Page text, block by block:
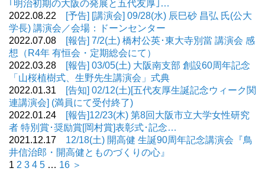
｢明治初期の大阪の発展と五代友厚｣…
2022.08.22
[予告] [講演会] 09/28(水) 辰巳砂 昌弘 氏(公大
学長) 講演会／会場：ドーンセンター
2022.07.08
[報告] 7/2(土) 橋村公英･東大寺別當 講演会 感
想（R4年 有恒会・定期総会にて）
2022.03.28
[報告] 03/05(土) 大阪南支部 創設60周年記念
「山桜植樹式、生野先生講演会」式典
2022.01.31
[告知] 02/12(土)[五代友厚生誕記念ウィーク関
連講演会] (満員にて受付終了)
2022.01.24
[報告]12/23(木) 第8回大阪市立大学女性研究
者 特別賞･奨励賞[岡村賞]表彰式･記念…
2021.12.17 12/18(土) 開高健 生誕90周年記念講演会『鳥
井信治郎・開高健とものづくりの心』
1 2 3 4 5 … 16 ＞